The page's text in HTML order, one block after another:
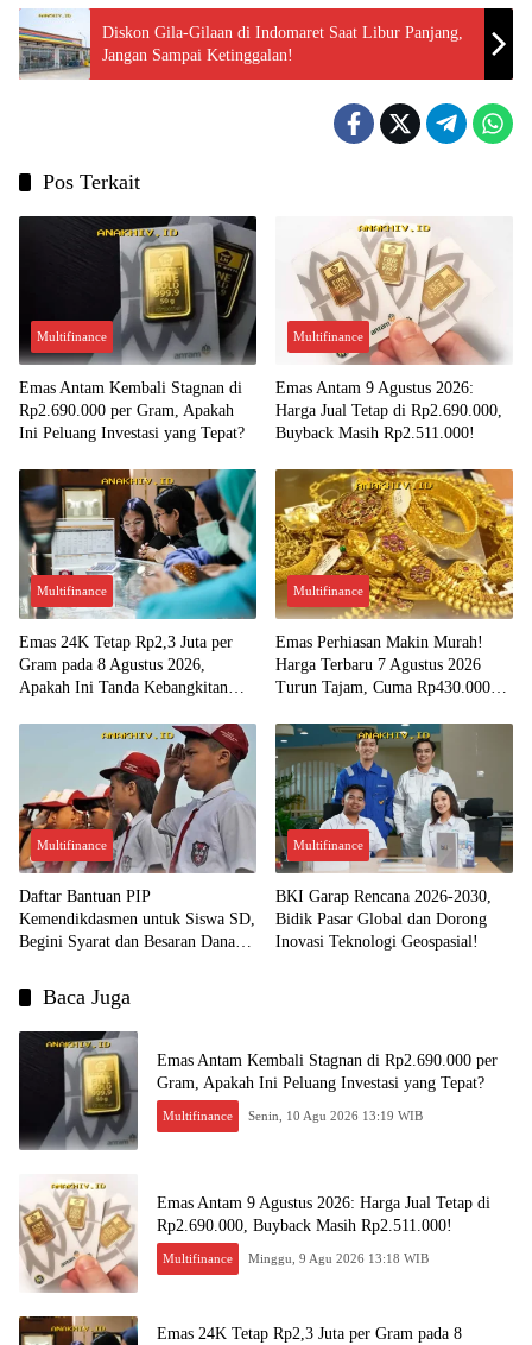
Diskon Gila-Gilaan di Indomaret Saat Libur Panjang,
Jangan Sampai Ketinggalan!
Pos Terkait
Multifinance
Emas Antam Kembali Stagnan di
Rp2.690.000 per Gram, Apakah
Ini Peluang Investasi yang Tepat?
Multifinance
Emas Antam 9 Agustus 2026:
Harga Jual Tetap di Rp2.690.000,
Buyback Masih Rp2.511.000!
Multifinance
Emas 24K Tetap Rp2,3 Juta per
Gram pada 8 Agustus 2026,
Apakah Ini Tanda Kebangkitan
Multifinance
Emas Perhiasan Makin Murah!
Harga Terbaru 7 Agustus 2026
Turun Tajam, Cuma Rp430.000
Multifinance
Daftar Bantuan PIP
Kemendikdasmen untuk Siswa SD,
Begini Syarat dan Besaran Dana
Multifinance
BKI Garap Rencana 2026-2030,
Bidik Pasar Global dan Dorong
Inovasi Teknologi Geospasial!
Baca Juga
Emas Antam Kembali Stagnan di Rp2.690.000 per
Gram, Apakah Ini Peluang Investasi yang Tepat?
Multifinance Senin, 10 Agu 2026 13:19 WIB
Emas Antam 9 Agustus 2026: Harga Jual Tetap di
Rp2.690.000, Buyback Masih Rp2.511.000!
Multifinance Minggu, 9 Agu 2026 13:18 WIB
Emas 24K Tetap Rp2,3 Juta per Gram pada 8